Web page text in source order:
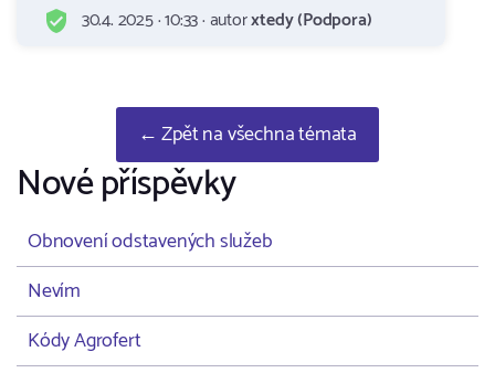
30.4. 2025 · 10:33 · autorxtedy (Podpora)
← Zpět na všechna témata
Nové příspěvky
Obnovení odstavených služeb
Nevím
Kódy Agrofert